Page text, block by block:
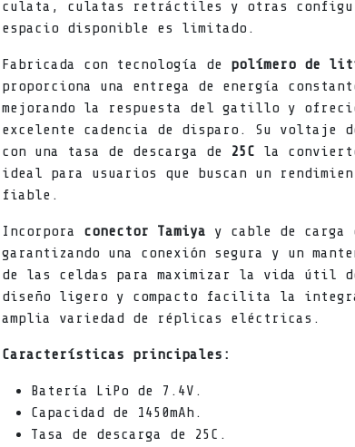
culata, culatas retráctiles y otras
espacio disponible es limitado.
Fabricada con tecnología de polímero de
proporciona una entrega de energía
mejorando la respuesta del gatillo y
excelente cadencia de disparo. Su voltaje
con una tasa de descarga de
25C la
ideal para usuarios que buscan un
fiable.
Incorpora conector Tamiya y cable de carga
garantizando una conexión segura y un
de las celdas para maximizar la vida útil
diseño ligero y compacto facilita la
amplia variedad de réplicas eléctricas.
Características principales:
Batería LiPo de 7.4V.
Capacidad de 1450mAh.
Tasa de descarga de 25C.